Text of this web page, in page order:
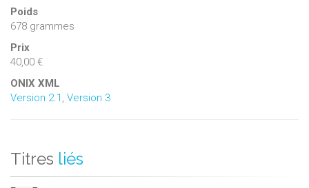
Poids
678 grammes
Prix
40,00 €
ONIX XML
Version 2.1 , Version 3
Titres liés